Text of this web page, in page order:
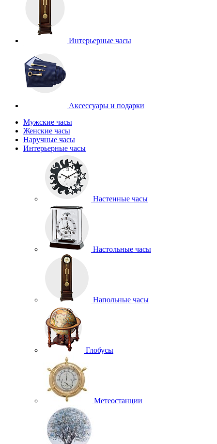
Интерьерные часы
Аксессуары и подарки
Мужские часы
Женские часы
Наручные часы
Интерьерные часы
Настенные часы
Настольные часы
Напольные часы
Глобусы
Метеостанции